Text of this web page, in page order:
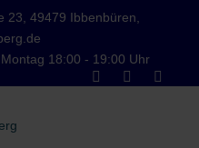
23, 49479 Ibbenbüren,
Montag 18:00 - 19:00 Uhr